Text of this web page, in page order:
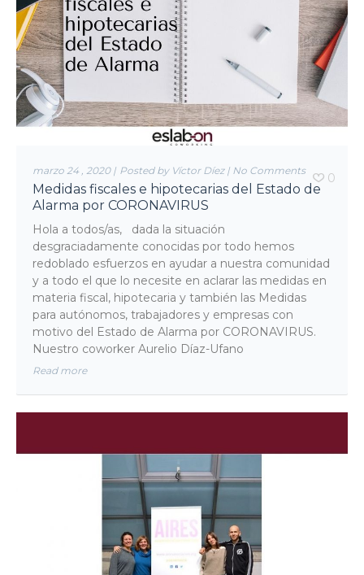
marzo 24 , 2020| Posted by Víctor Díez| No Comments
Medidas fiscales e hipotecarias del Estado de
Alarma por CORONAVIRUS
Hola a todos/as, dada la situación
desgraciadamente conocidas por todo hemos
redoblado esfuerzos en ayudar a nuestra comunidad
y a todo el que lo necesite en aclarar las medidas en
materia fiscal, hipotecaria y también las Medidas
para autónomos, trabajadores y empresas con
motivo del Estado de Alarma por CORONAVIRUS.
Nuestro coworker Aurelio Díaz-Ufano
Read more
0